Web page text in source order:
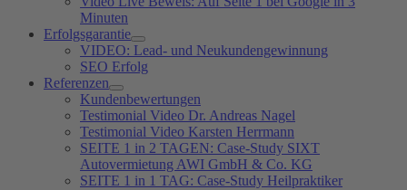
Minuten
Erfolgsgarantie
VIDEO: Lead- und Neukundengewinnung
SEO Erfolg
Referenzen
Kundenbewertungen
Testimonial Video Dr. Andreas Nagel
Testimonial Video Karsten Herrmann
SEITE 1 in 2 TAGEN: Case-Study SIXT
Autovermietung AWI GmbH & Co. KG
SEITE 1 in 1 TAG: Case-Study Heilpraktiker